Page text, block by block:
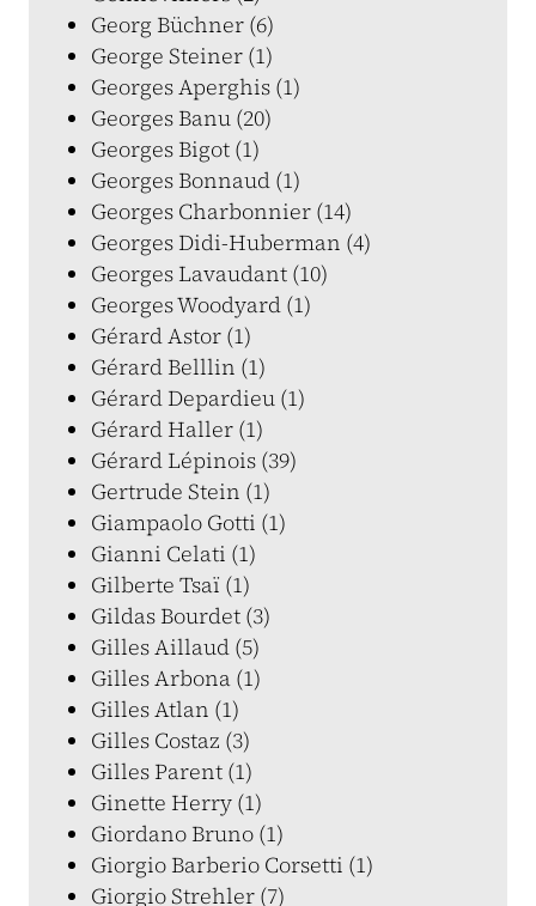
Georg Büchner (6)
George Steiner (1)
Georges Aperghis (1)
Georges Banu (20)
Georges Bigot (1)
Georges Bonnaud (1)
Georges Charbonnier (14)
Georges Didi-Huberman (4)
Georges Lavaudant (10)
Georges Woodyard (1)
Gérard Astor (1)
Gérard Belllin (1)
Gérard Depardieu (1)
Gérard Haller (1)
Gérard Lépinois (39)
Gertrude Stein (1)
Giampaolo Gotti (1)
Gianni Celati (1)
Gilberte Tsaï (1)
Gildas Bourdet (3)
Gilles Aillaud (5)
Gilles Arbona (1)
Gilles Atlan (1)
Gilles Costaz (3)
Gilles Parent (1)
Ginette Herry (1)
Giordano Bruno (1)
Giorgio Barberio Corsetti (1)
Giorgio Strehler (7)